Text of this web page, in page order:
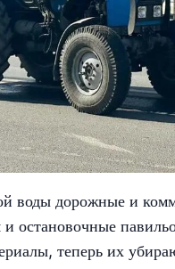
воды дорожные и
остановочные
теперь их